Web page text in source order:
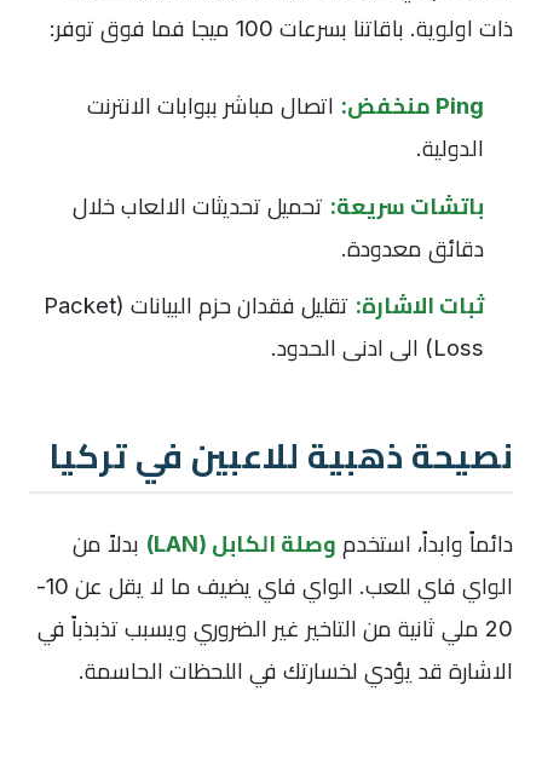
ذات اولوية. باقاتنا بسرعات 100 ميجا فما فوق توفر:
Ping منخفض:
اتصال مباشر ببوابات الانترنت
الدولية.
باتشات سريعة: تحميل تحديثات الالعاب خلال
دقائق معدودة.
ثبات الاشارة:
تقليل فقدان حزم البيانات (Packet
Loss) الى ادنى الحدود.
نصيحة ذهبية للاعبين في تركيا
دائماً وابداً، استخدم وصلة الكابل (LAN)
بدلاً من
الواي فاي للعب. الواي فاي يضيف ما لا يقل عن 10-
20 ملي ثانية من التاخير غير الضروري ويسبب تذبذباً في
الاشارة قد يؤدي لخسارتك في اللحظات الحاسمة.